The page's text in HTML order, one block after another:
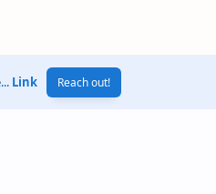
Link Reach out!